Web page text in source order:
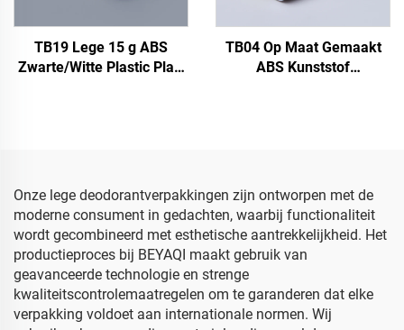
TB19 Lege 15 g ABS
Zwarte/Witte Plastic Plat-
TB04 Op Maat Gemaakt
ABS Kunststof
Onze lege deodorantverpakkingen zijn ontworpen met de
moderne consument in gedachten, waarbij functionaliteit
wordt gecombineerd met esthetische aantrekkelijkheid. Het
productieproces bij BEYAQI maakt gebruik van
geavanceerde technologie en strenge
kwaliteitscontrolemaatregelen om te garanderen dat elke
verpakking voldoet aan internationale normen. Wij